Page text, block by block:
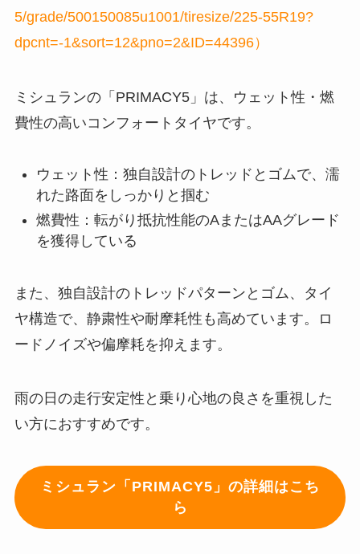
5/grade/500150085u1001/tiresize/225-55R19?
dpcnt=-1&sort=12&pno=2&ID=44396）
ミシュランの「PRIMACY5」は、ウェット性・燃
費性の高いコンフォートタイヤです。
ウェット性：独自設計のトレッドとゴムで、濡
れた路面をしっかりと掴む
燃費性：転がり抵抗性能のAまたはAAグレード
を獲得している
また、独自設計のトレッドパターンとゴム、タイ
ヤ構造で、静粛性や耐摩耗性も高めています。ロ
ードノイズや偏摩耗を抑えます。
雨の日の走行安定性と乗り心地の良さを重視した
い方におすすめです。
ミシュラン「PRIMACY5」の詳細はこち
ら